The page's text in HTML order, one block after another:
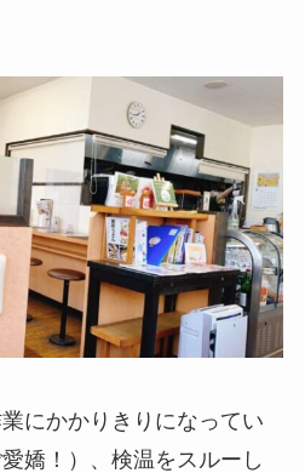
にかかりきりになってい
嬌！）、検温をスルーし